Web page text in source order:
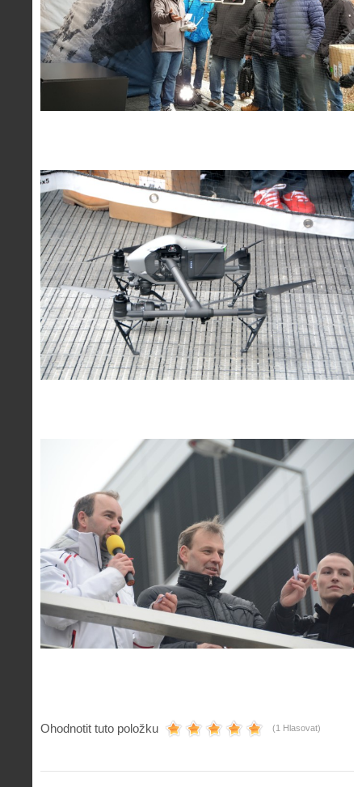
Ohodnotit tuto položku (1 Hlasovat)